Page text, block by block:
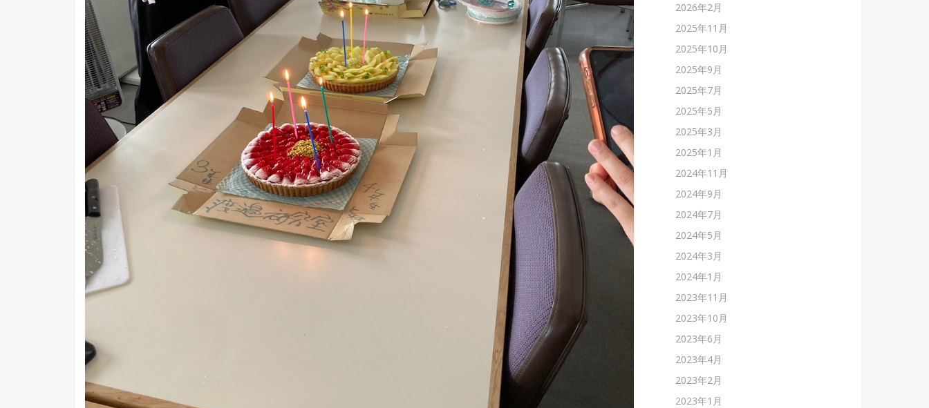
2026年2月
2025年11月
2025年10月
2025年9月
2025年7月
2025年5月
2025年3月
2025年1月
2024年11月
2024年9月
2024年7月
2024年5月
2024年3月
2024年1月
2023年11月
2023年10月
2023年6月
2023年4月
2023年2月
2023年1月